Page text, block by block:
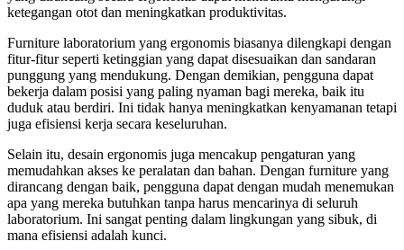
ketegangan otot dan meningkatkan produktivitas.
Furniture laboratorium yang ergonomis biasanya dilengkapi dengan
fitur-fitur seperti ketinggian yang dapat disesuaikan dan sandaran
punggung yang mendukung. Dengan demikian, pengguna dapat
bekerja dalam posisi yang paling nyaman bagi mereka, baik itu
duduk atau berdiri. Ini tidak hanya meningkatkan kenyamanan tetapi
juga efisiensi kerja secara keseluruhan.
Selain itu, desain ergonomis juga mencakup pengaturan yang
memudahkan akses ke peralatan dan bahan. Dengan furniture yang
dirancang dengan baik, pengguna dapat dengan mudah menemukan
apa yang mereka butuhkan tanpa harus mencarinya di seluruh
laboratorium. Ini sangat penting dalam lingkungan yang sibuk, di
mana efisiensi adalah kunci.